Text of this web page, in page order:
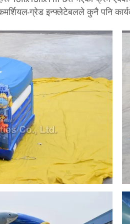
ग्रेड इन्फ्लेटेबलले कुनै पनि